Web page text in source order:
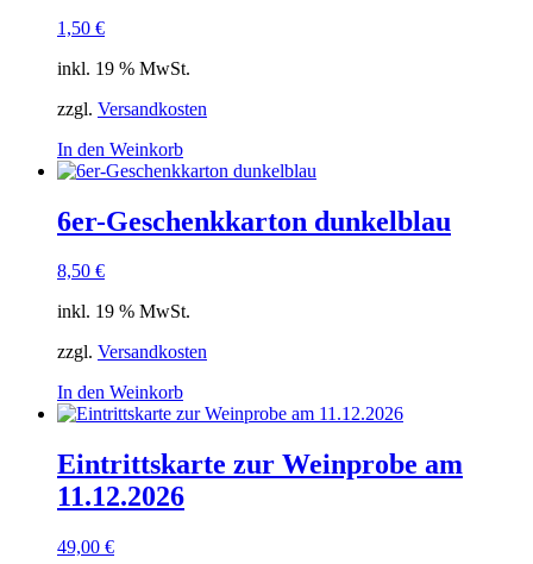
1,50 €
inkl. 19 % MwSt.
zzgl. Versandkosten
In den Weinkorb
6er-Geschenkkarton dunkelblau
8,50 €
inkl. 19 % MwSt.
zzgl. Versandkosten
In den Weinkorb
Eintrittskarte zur Weinprobe am
11.12.2026
49,00 €